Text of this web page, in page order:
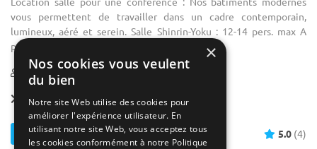
vous permettent de travailler dans un cadre contemporain,
lumineux, aéré et serein. Salle Shinrin-Yoku​ : 12-14 pers. max A
partir de ...
1-14
Forfait dès 45 € / pers.
Contacter 5.0 (4)
×
Nos cookies vous veulent
du bien
Notre site Web utilise des cookies pour
améliorer l'expérience utilisateur. En
utilisant notre site Web, vous acceptez tous
les cookies conformément à notre Politique